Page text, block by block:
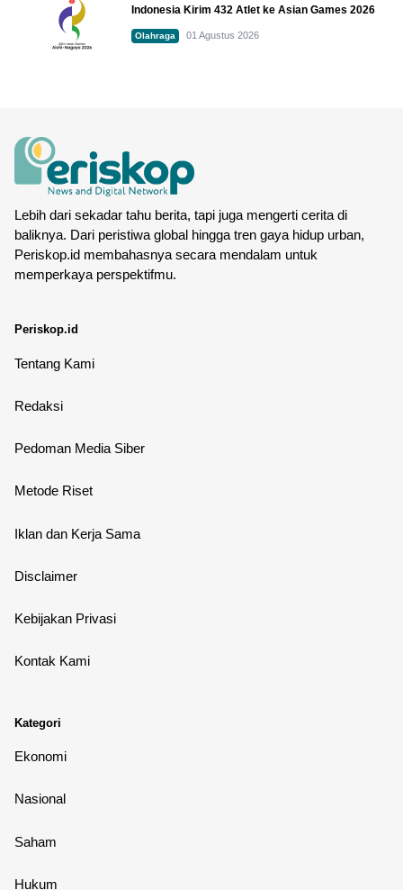
Indonesia Kirim 432 Atlet ke Asian Games 2026
Olahraga 01 Agustus 2026
Lebih dari sekadar tahu berita, tapi juga mengerti cerita di
baliknya. Dari peristiwa global hingga tren gaya hidup urban,
Periskop.id membahasnya secara mendalam untuk
memperkaya perspektifmu.
Periskop.id
Tentang Kami
Redaksi
Pedoman Media Siber
Metode Riset
Iklan dan Kerja Sama
Disclaimer
Kebijakan Privasi
Kontak Kami
Kategori
Ekonomi
Nasional
Saham
Hukum